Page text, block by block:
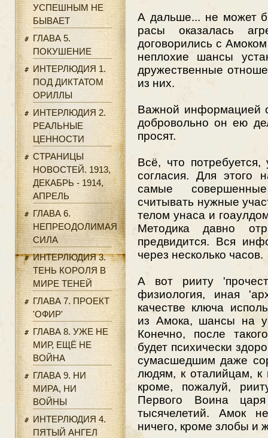
УСПЕШНЫМ НЕ
БЫВАЕТ
ГЛАВА 5.
ПОКУШЕНИЕ
ИНТЕРЛЮДИЯ 1.
ПОД ДИКТАТОМ
ОРИЛЛЫ
ИНТЕРЛЮДИЯ 2.
РЕАЛЬНЫЕ
ЦЕННОСТИ
СТРАНИЦЫ
НОВОСТЕЙ. 1913,
ДЕКАБРЬ - 1914,
АПРЕЛЬ
ГЛАВА 6.
НЕПРЕОДОЛИМАЯ
СИЛА
ИНТЕРЛЮДИЯ 3.
ТЕНЬ КОРОЛЯ В
МИРЕ ТЕНЕЙ
ГЛАВА 7. ПРОЕКТ
'ОФИР'
ГЛАВА 8. УЖЕ НЕ
МИР, ЕЩЁ НЕ
ВОЙНА
ГЛАВА 9. НИ
МИРА, НИ
ВОЙНЫ
ИНТЕРЛЮДИЯ 4.
ПЯТЫЙ АНГЕЛ
А дальше... не может
расы оказалась
договорились с
неплохие шансы
дружественные
из них.
Важной информацией
добровольно он ею
просят.
Всё, что
согласия. Для этого
самые
считывать нужные
телом унаса и
Методика давно
предвидится. Вся
через несколько часов.
А вот рииту
физиология, иная
качестве ключа
из Амока, шансы на
Конечно, после
будет психически
сумасшедшим даже
людям, к оталийцам,
кроме, пожалуй,
Первого Воина
тысячелетий. Амок
ничего, кроме злобы и